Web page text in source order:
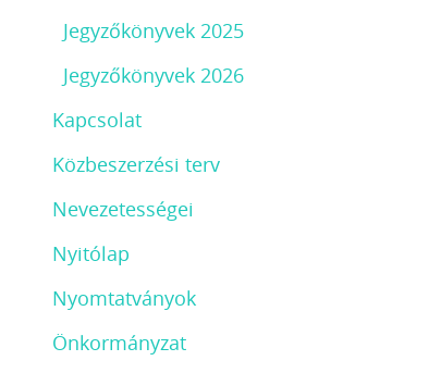
Jegyzőkönyvek 2025
Jegyzőkönyvek 2026
Kapcsolat
Közbeszerzési terv
Nevezetességei
Nyitólap
Nyomtatványok
Önkormányzat